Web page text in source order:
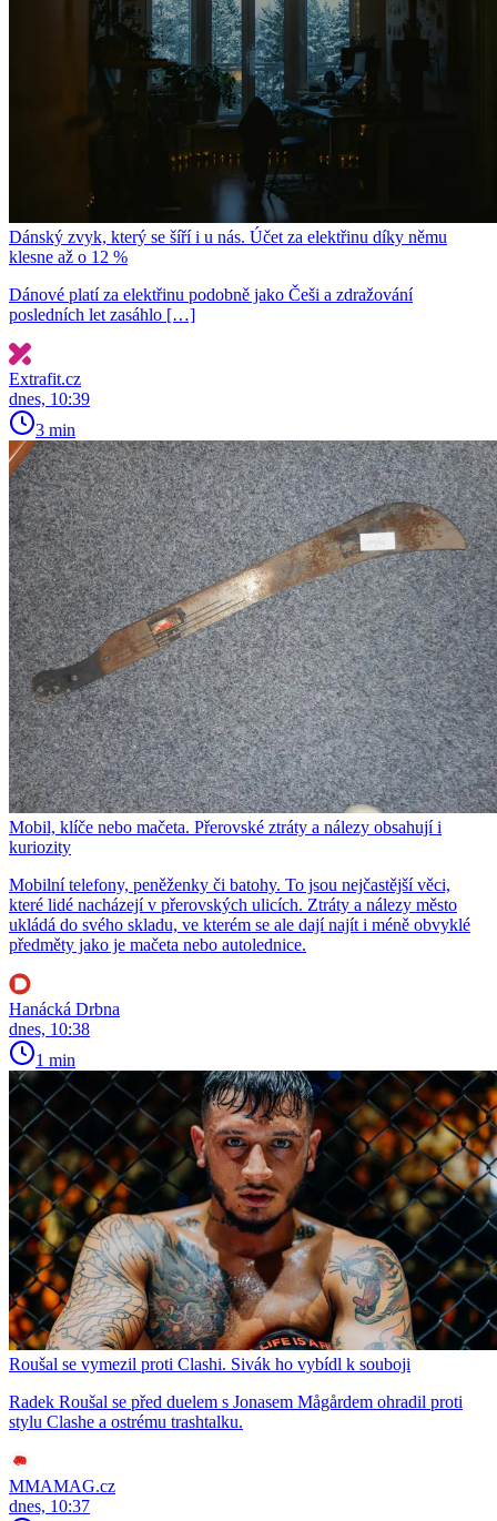
Dánský zvyk, který se šíří i u nás. Účet za elektřinu díky němu
klesne až o 12 %
Dánové platí za elektřinu podobně jako Češi a zdražování
posledních let zasáhlo […]
Extrafit.cz
dnes, 10:39
3 min
Mobil, klíče nebo mačeta. Přerovské ztráty a nálezy obsahují i
kuriozity
Mobilní telefony, peněženky či batohy. To jsou nejčastější věci,
které lidé nacházejí v přerovských ulicích. Ztráty a nálezy město
ukládá do svého skladu, ve kterém se ale dají najít i méně obvyklé
předměty jako je mačeta nebo autolednice.
Hanácká Drbna
dnes, 10:38
1 min
Roušal se vymezil proti Clashi. Sivák ho vybídl k souboji
Radek Roušal se před duelem s Jonasem Mågårdem ohradil proti
stylu Clashe a ostrému trashtalku.
MMAMAG.cz
dnes, 10:37